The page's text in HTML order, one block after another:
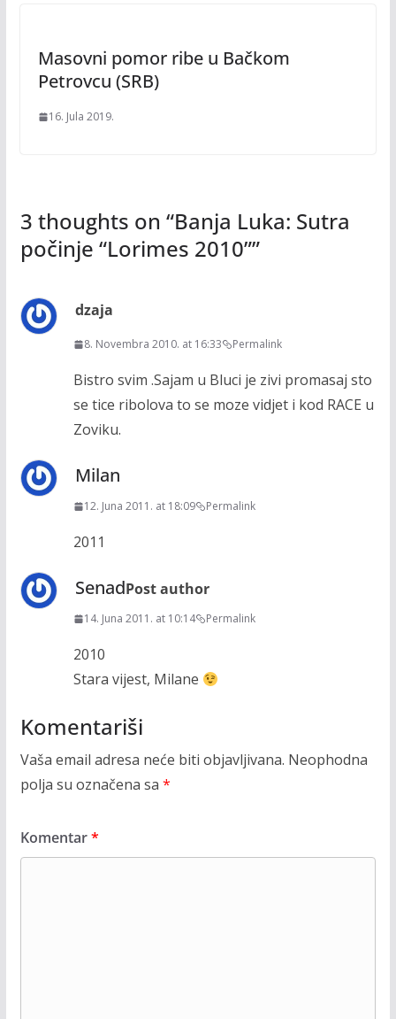
Masovni pomor ribe u Bačkom
Petrovcu (SRB)
16. Jula 2019.
3 thoughts on “Banja Luka: Sutra
počinje “Lorimes 2010””
dzaja
8. Novembra 2010. at 16:33 Permalink
Bistro svim .Sajam u Bluci je zivi promasaj sto
se tice ribolova to se moze vidjet i kod RACE u
Zoviku.
Milan
12. Juna 2011. at 18:09 Permalink
2011
SenadPost author
14. Juna 2011. at 10:14 Permalink
2010
Stara vijest, Milane
Komentariši
Vaša email adresa neće biti objavljivana. Neophodna
polja su označena sa *
Komentar*